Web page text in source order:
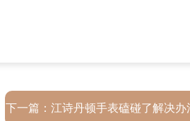
下一篇：江诗丹顿手表磕碰了解决办